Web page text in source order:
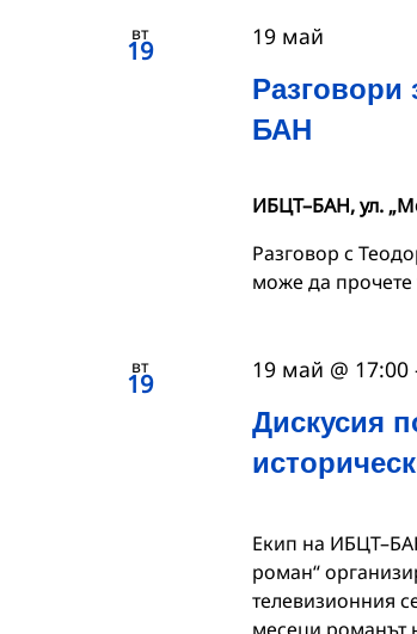
вт
19
Разговори
БАН
19 май
ИБЦТ–БАН, ул.
Разговор с
може да прочете
вт
19
Дискусия
19 май @ 17:00
Екип на
роман“
телевизионния